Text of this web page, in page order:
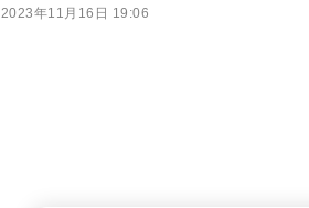
2023年11月16日 19:06